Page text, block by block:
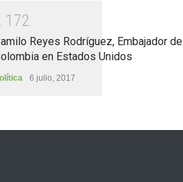
1 72
Reyes Rodríguez, Embajador de
en Estados Unidos
6 julio, 2017